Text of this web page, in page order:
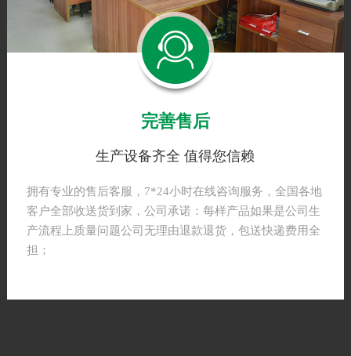
拥有专业完善的生产设备，同时积极开发新产品，抢占市
场制高点，全力为客户营造互利双赢的合作商贸关系。严
格把关质量，合理优化生产流程，已获得广大客户的一致
完善售后
生产设备齐全 值得您信赖
拥有专业的售后客服，7*24小时在线咨询服务，全国各地
客户全部收送货到家，公司承诺：每样产品如果是公司生
产流程上质量问题公司无理由退款退货，包送快递费用全
担；